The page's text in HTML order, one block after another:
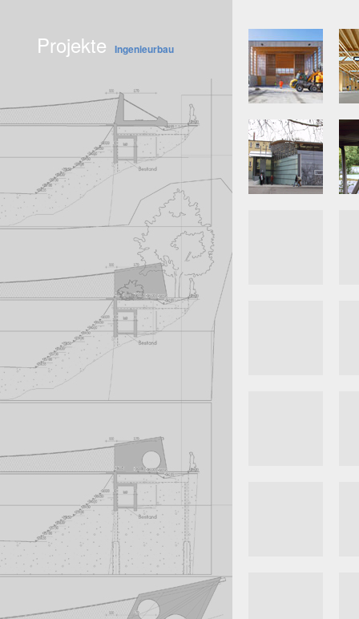
Projekte Ingenieurbau